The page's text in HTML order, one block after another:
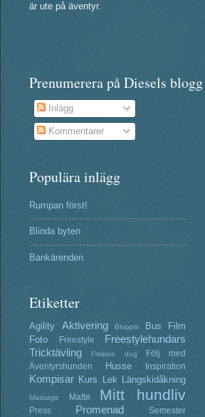
är ute på äventyr.
Prenumerera på Diesels blogg
Inlägg
Kommentarer
Populära inlägg
Rumpan först!
Blinda byten
Bankärenden
Etiketter
Agility Aktivering Bloppis Bus
Film
Foto
Freestyle
Freestylehundars
Tricktävling
Frisbee dog
Följ med
Äventyrshunden
Husse Inspiration
Kompisar Kurs Lek Längskidåkning
Massage Matte Mitt hundliv
Press Promenad Semester